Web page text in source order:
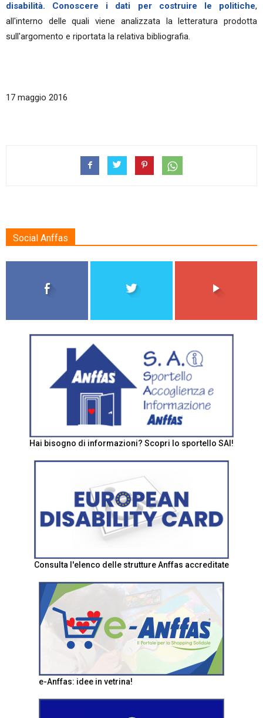
disabilità. Conoscere i dati per costruire le politiche,
all'interno delle quali viene analizzata la letteratura prodotta
sull'argomento e riportata la relativa bibliografia.
17 maggio 2016
Social Anffas
Hai bisogno di informazioni? Scopri lo sportello SAI!
Consulta l'elenco delle strutture Anffas accreditate
e-Anffas: idee in vetrina!